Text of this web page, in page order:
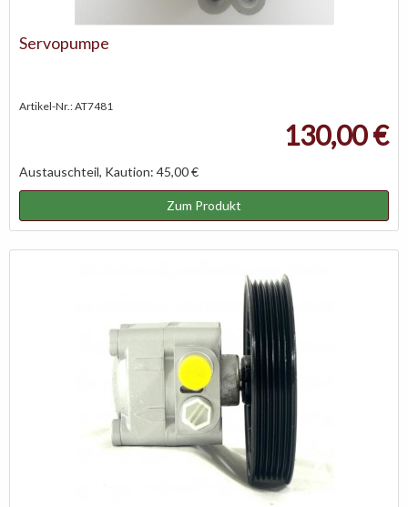
Servopumpe
Artikel-Nr.: AT7481
130,00 €
Austauschteil, Kaution: 45,00 €
Zum Produkt